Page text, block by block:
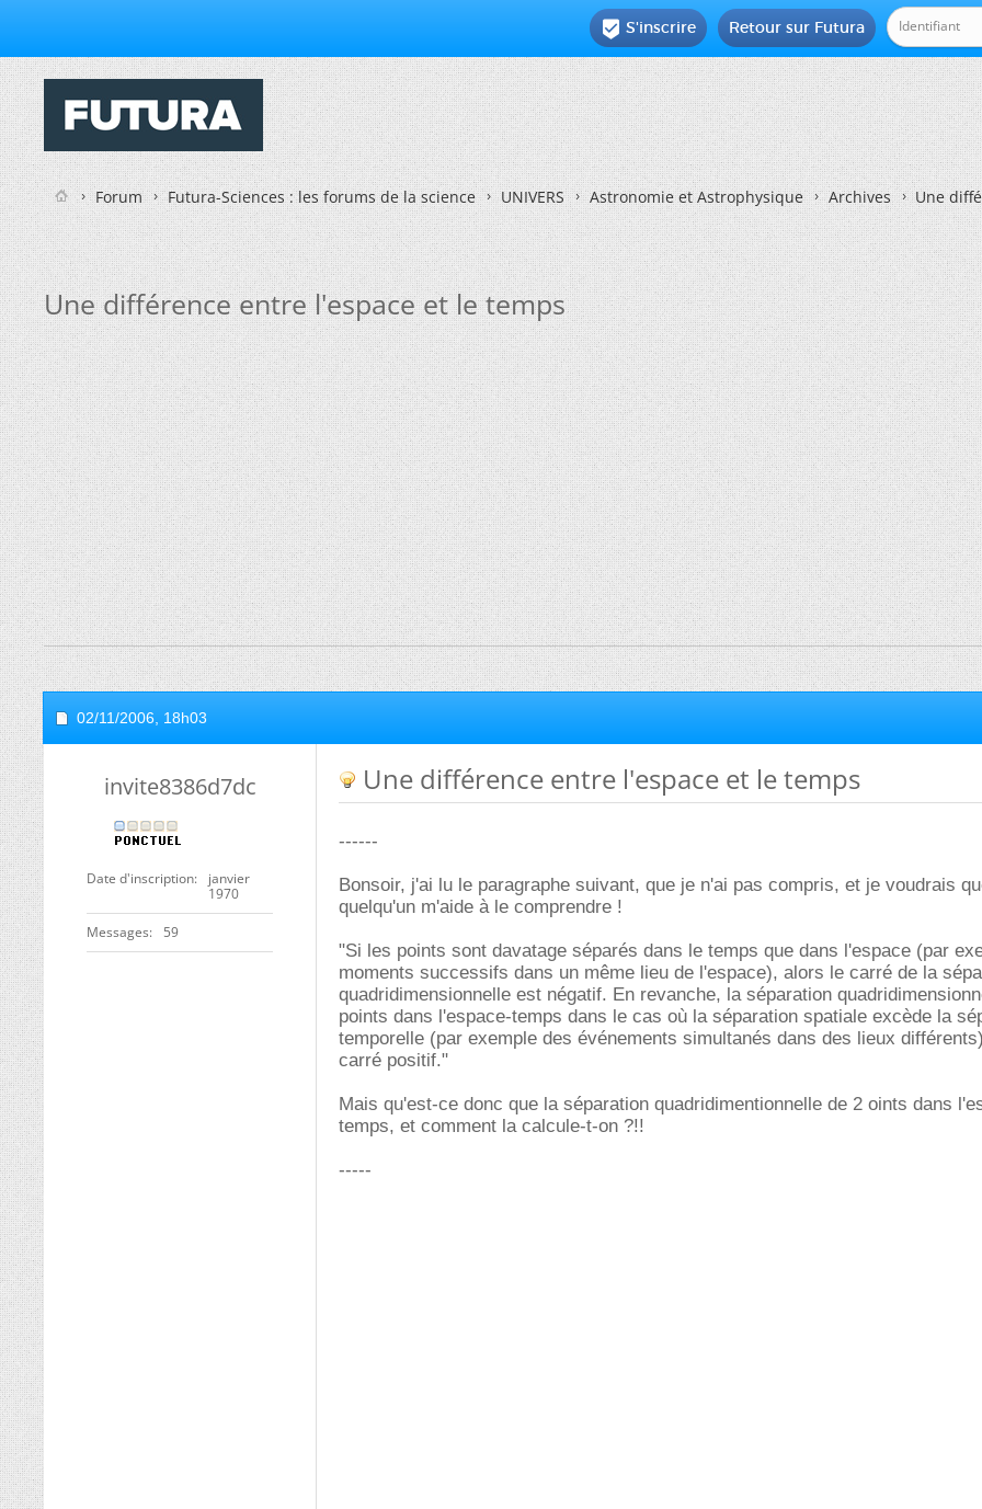
Retour sur Futura
 S'inscrire
Forum Futura-Sciences : les forums de la science UNIVERS Astronomie et Astrophysique Archives Une
Une différence entre l'espace et le temps
02/11/2006, 18h03
invite8386d7dc
Date d'inscription
janvier
1970
Messages 59
Une différence entre l'espace et le temps
------
Bonsoir, j'ai lu le paragraphe suivant, que je n'ai pas compris, et je voudrais
quelqu'un m'aide à le comprendre !
"Si les points sont davatage séparés dans le temps que dans l'espace (par
moments successifs dans un même lieu de l'espace), alors le carré de la
quadridimensionnelle est négatif. En revanche, la séparation
points dans l'espace-temps dans le cas où la séparation spatiale excède la
temporelle (par exemple des événements simultanés dans des lieux
carré positif."
Mais qu'est-ce donc que la séparation quadridimentionnelle de 2 oints dans
temps, et comment la calcule-t-on ?!!
-----